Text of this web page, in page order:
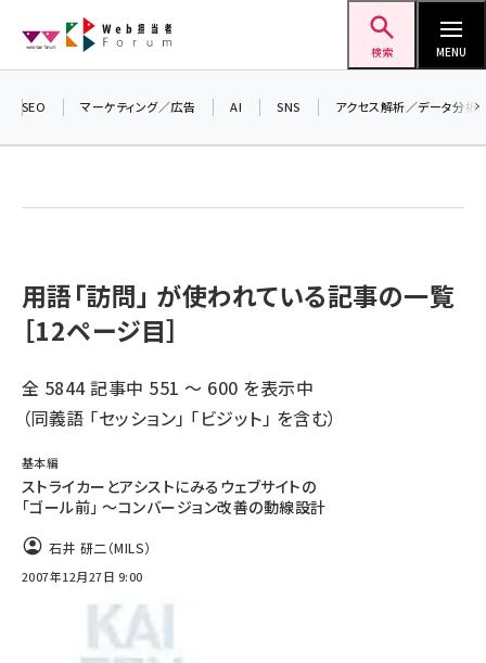
ン
検索 MENU
ai (2807)
youtube (2434)
セミナー (2307)
meo (1275)
SEO マーケティング／広告 AI SNS アクセス解析／データ分析
用語「訪問」 が使われている記事の一覧
［12ページ目］
全 5844 記事中 551 ～ 600 を表示中
（同義語 「セッション」 「ビジット」 を含む）
基本編
ストライカーとアシストにみるウェブサイトの
「ゴール前」 〜コンバージョン改善の動線設計
石井 研二（MILS）
2007年12月27日 9:00